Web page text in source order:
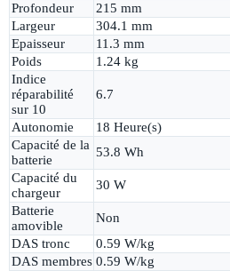
Profondeur
215 mm
Largeur
304.1 mm
Epaisseur
11.3 mm
Poids
1.24 kg
Indice
réparabilité
sur 10
6.7
Autonomie
18 Heure(s)
Capacité de la
batterie
53.8 Wh
Capacité du
chargeur
30 W
Batterie
amovible
Non
DAS tronc
0.59 W/kg
DAS membres 0.59 W/kg